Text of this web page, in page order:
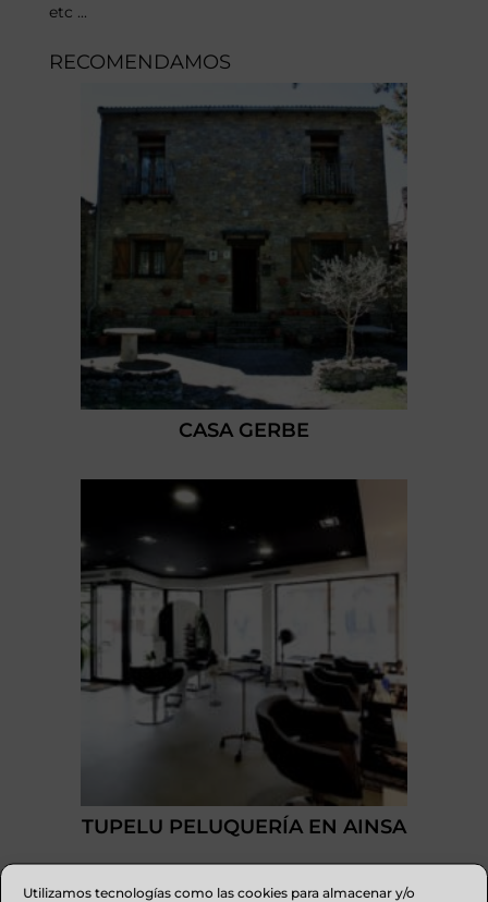
Utilizamos tecnologías como las cookies para almacenar y/o
etc ...
RECOMENDAMOS
CASA GERBE
TUPELU PELUQUERÍA EN AINSA